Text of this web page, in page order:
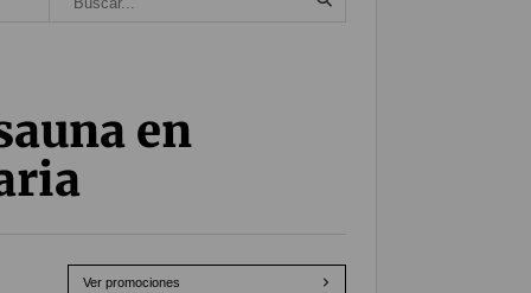
en
Ver promociones